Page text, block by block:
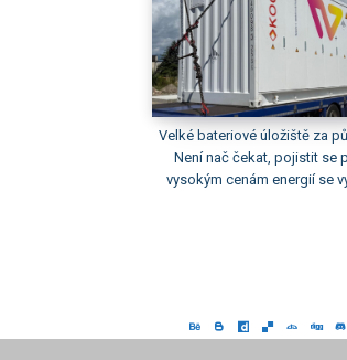
Velké bateriové úložiště za
Není nač čekat, pojistit se
vysokým cenám energií se